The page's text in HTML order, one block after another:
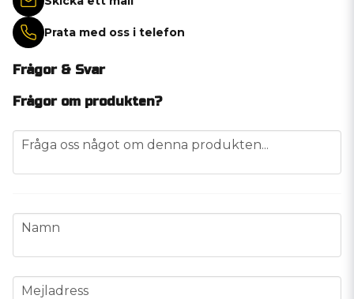
Prata med oss i telefon
Frågor & Svar
Frågor om produkten?
question
Fråga oss något om denna produkten...
name
Namn
email
Mejladress